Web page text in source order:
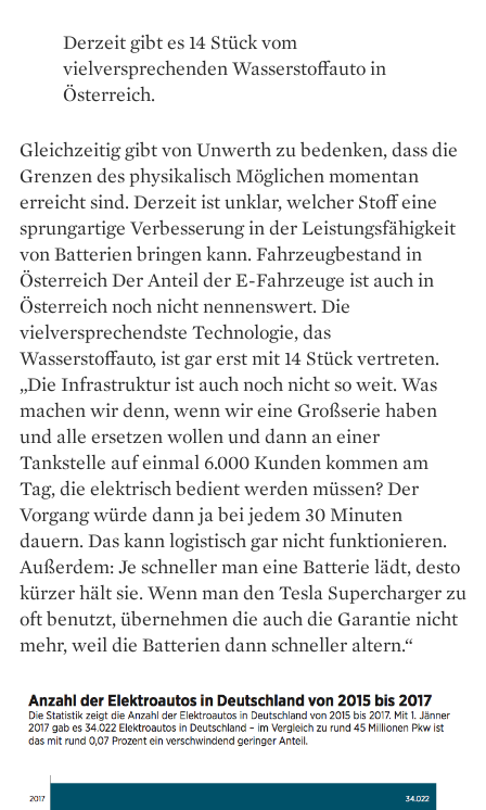
Derzeit gibt es 14 Stück vom
vielversprechenden Wasserstoffauto in
Österreich.
Gleichzeitig gibt von Unwerth zu bedenken, dass die
Grenzen des physikalisch Möglichen momentan
erreicht sind. Derzeit ist unklar, welcher Stoff eine
sprungartige Verbesserung in der Leistungsfähigkeit
von Batterien bringen kann. Fahrzeugbestand in
Österreich Der Anteil der E-Fahrzeuge ist auch in
Österreich noch nicht nennenswert. Die
vielversprechendste Technologie, das
Wasserstoffauto, ist gar erst mit 14 Stück vertreten.
„Die Infrastruktur ist auch noch nicht so weit. Was
machen wir denn, wenn wir eine Großserie haben
und alle ersetzen wollen und dann an einer
Tankstelle auf einmal 6.000 Kunden kommen am
Tag, die elektrisch bedient werden müssen? Der
Vorgang würde dann ja bei jedem 30 Minuten
dauern. Das kann logistisch gar nicht funktionieren.
Außerdem: Je schneller man eine Batterie lädt, desto
kürzer hält sie. Wenn man den Tesla Supercharger zu
oft benutzt, übernehmen die auch die Garantie nicht
mehr, weil die Batterien dann schneller altern.“